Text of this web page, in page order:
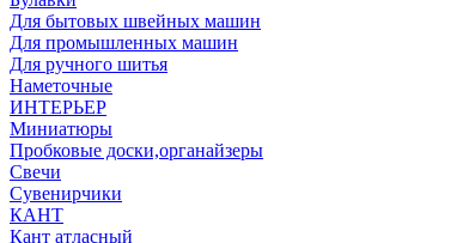
Для бытовых швейных машин
Для промышленных машин
Для ручного шитья
Наметочные
ИНТЕРЬЕР
Миниатюры
Пробковые доски,органайзеры
Свечи
Сувенирчики
КАНТ
Кант атласный